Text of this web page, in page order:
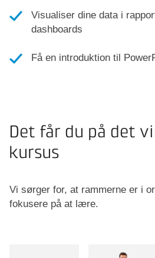
Visualiser dine data i
dashboards
Få en introduktion til
Det får du på det
kursus
Vi sørger for, at rammerne er i
fokusere på at lære.